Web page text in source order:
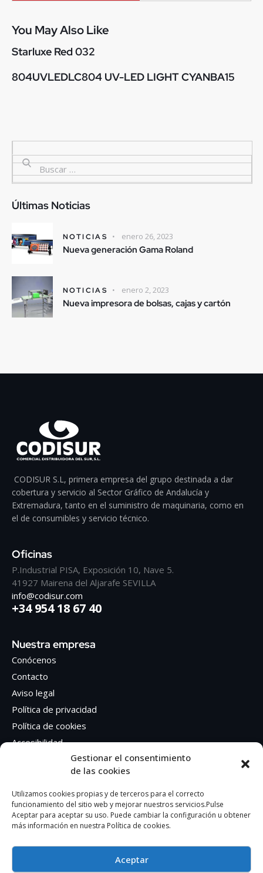
Gestionar el consentimiento
de las cookies
Utilizamos cookies propias y de terceros para el correcto
funcionamiento del sitio web y mejorar nuestros servicios.Pulse
Aceptar para aceptar su uso. Puede cambiar la configuración u obtener
más información en nuestra Política de cookies.
Aceptar
You May Also Like
Starluxe Red 032
804UVLEDLC804 UV-LED LIGHT CYANBA15
Últimas Noticias
NOTICIAS enero 26, 2023
Nueva generación Gama Roland
NOTICIAS enero 2, 2023
Nueva impresora de bolsas, cajas y cartón
CODISUR S.L, primera empresa del grupo destinada a dar
cobertura y servicio al Sector Gráfico de Andalucía y
Extremadura, tanto en el suministro de maquinaria, como en
el de consumibles y servicio técnico.
Oficinas
P.Industrial PISA, Exposición 10, Nave 5.
41927 Mairena del Aljarafe SEVILLA
info@codisur.com
+34 954 18 67 40
Nuestra empresa
Conócenos
Contacto
Aviso legal
Política de privacidad
Política de cookies
Accesibilidad
Síguenos en Redes sociales
Facebook
Instagram